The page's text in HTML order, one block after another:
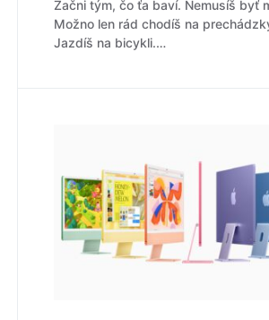
Začni tým, čo ťa baví. Nemusíš byť
Možno len rád chodíš na
Jazdíš na bicykli.…